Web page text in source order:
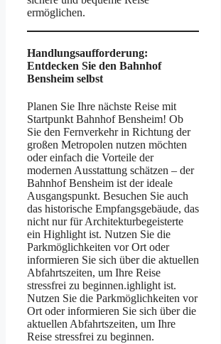
ermöglichen.
Handlungsaufforderung:
Entdecken Sie den Bahnhof
Bensheim selbst
Planen Sie Ihre nächste Reise mit
Startpunkt Bahnhof Bensheim! Ob
Sie den Fernverkehr in Richtung der
großen Metropolen nutzen möchten
oder einfach die Vorteile der
modernen Ausstattung schätzen – der
Bahnhof Bensheim ist der ideale
Ausgangspunkt. Besuchen Sie auch
das historische Empfangsgebäude, das
nicht nur für Architekturbegeisterte
ein Highlight ist. Nutzen Sie die
Parkmöglichkeiten vor Ort oder
informieren Sie sich über die aktuellen
Abfahrtszeiten, um Ihre Reise
stressfrei zu beginnen.ighlight ist.
Nutzen Sie die Parkmöglichkeiten vor
Ort oder informieren Sie sich über die
aktuellen Abfahrtszeiten, um Ihre
Reise stressfrei zu beginnen.